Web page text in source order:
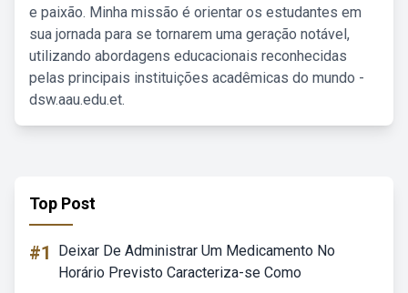
e paixão. Minha missão é orientar os estudantes em
sua jornada para se tornarem uma geração notável,
utilizando abordagens educacionais reconhecidas
pelas principais instituições acadêmicas do mundo -
dsw.aau.edu.et.
Top Post
#1
Deixar De Administrar Um Medicamento No
Horário Previsto Caracteriza-se Como